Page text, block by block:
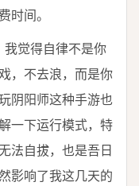
时间。
觉得自律不是你
，不去浪，而是你
阴阳师这种手游也
一下运行模式，特
法自拔，也是吾日
影响了我这几天的